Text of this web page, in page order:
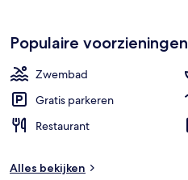
Populaire voorzieningen
Zwembad
Gratis parkeren
Restaurant
Alles bekijken